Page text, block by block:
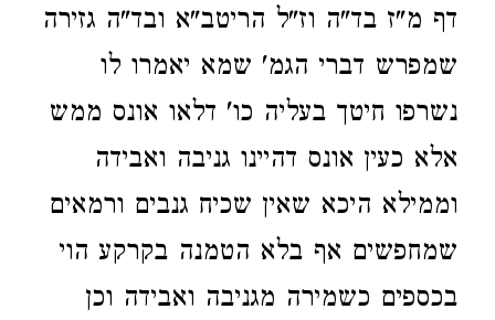
דף מ"ז בד"ה וז"ל הריטב"א ובד"ה גזירה
שמפרש דברי הגמ' שמא יאמרו לו
נשרפו חיטך בעליה כו' דלאו אונס ממש
אלא כעין אונס דהיינו גניבה ואבידה
וממילא היכא שאין שכיח גנבים ורמאים
שמחפשים אף בלא הטמנה בקרקע הוי
בכספים כשמירה מגניבה ואבידה וכן